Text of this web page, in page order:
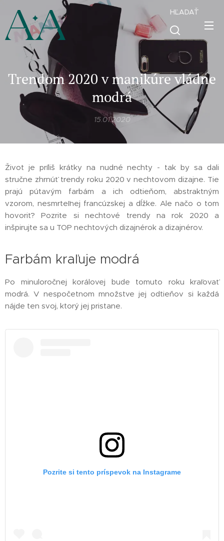
HĽADAŤ
Trendom 2020 v manikúre vládne
modrá
15.01.2020
Život je príliš krátky na nudné nechty - tak by sa dali
stručne zhrnúť trendy roku 2020 v nechtovom dizajne. Tie
prajú pútavým farbám a ich odtieňom, abstraktným
vzorom, nesmrteľnej francúzskej a dĺžke. Ale načo o tom
hovoriť? Pozrite si nechtové trendy na rok 2020 a
inšpirujte sa u TOP nechtových dizajnérok a dizajnérov.
Farbám kraľuje modrá
Po minuloročnej korálovej bude tomuto roku kraľovať
modrá. V nespočetnom množstve jej odtieňov si každá
nájde ten svoj, ktorý jej pristane.
Pozrite si tento príspevok na Instagrame